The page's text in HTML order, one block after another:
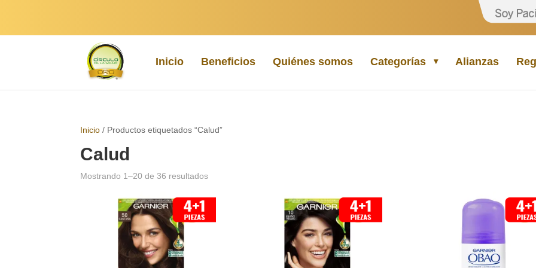
Inicio Beneficios Quiénes somos Categorías Alianzas
Inicio / Productos etiquetados “Calud”
Calud
Mostrando 1–20 de 36 resultadosSorted